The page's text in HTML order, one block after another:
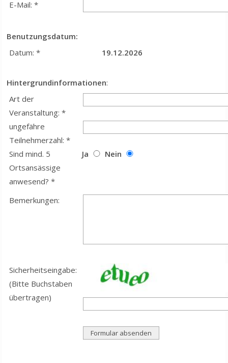
E-Mail: *
Benutzungsdatum:
Datum: *
19.12.2026
Hintergrundinformationen:
Art der
Veranstaltung: *
ungefähre
Teilnehmerzahl: *
Sind mind. 5
Ortsansässige
anwesend? *
Ja Nein
Bemerkungen:
Sicherheitseingabe:
(Bitte Buchstaben
übertragen)